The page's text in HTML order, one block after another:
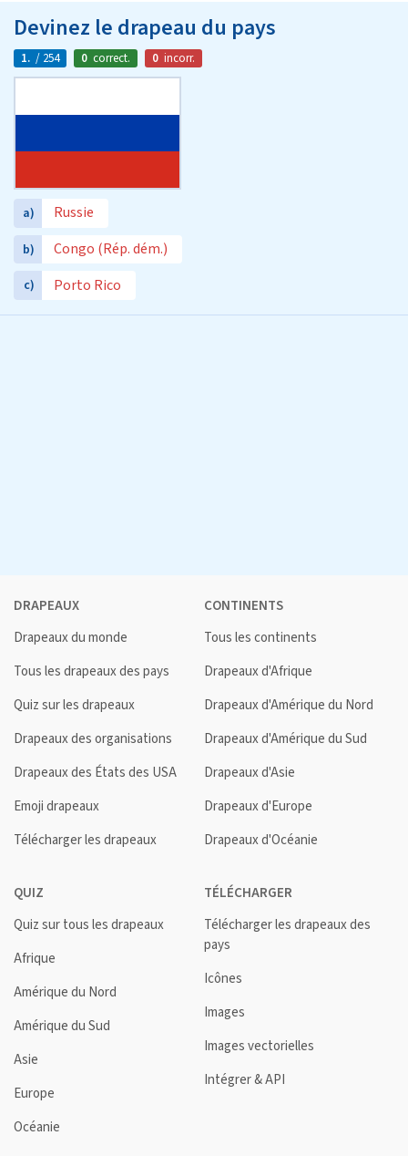
Devinez le drapeau du pays
1. / 254 0 correct. 0 incorr.
a) Russie
b) Congo (Rép. dém.)
c) Porto Rico
DRAPEAUX
Drapeaux du monde
Tous les drapeaux des pays
Quiz sur les drapeaux
Drapeaux des organisations
Drapeaux des États des USA
Emoji drapeaux
Télécharger les drapeaux
CONTINENTS
Tous les continents
Drapeaux d'Afrique
Drapeaux d'Amérique du Nord
Drapeaux d'Amérique du Sud
Drapeaux d'Asie
Drapeaux d'Europe
Drapeaux d'Océanie
QUIZ
Quiz sur tous les drapeaux
Afrique
Amérique du Nord
Amérique du Sud
Asie
Europe
Océanie
TÉLÉCHARGER
Télécharger les drapeaux des
pays
Icônes
Images
Images vectorielles
Intégrer & API